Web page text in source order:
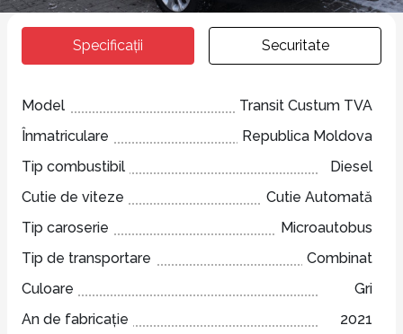
Specificații Securitate
Model
Transit Custum TVA
Înmatriculare
Republica Moldova
Tip combustibil
Diesel
Cutie de viteze
Cutie Automată
Tip caroserie
Microautobus
Tip de transportare
Combinat
Culoare
Gri
An de fabricație
2021